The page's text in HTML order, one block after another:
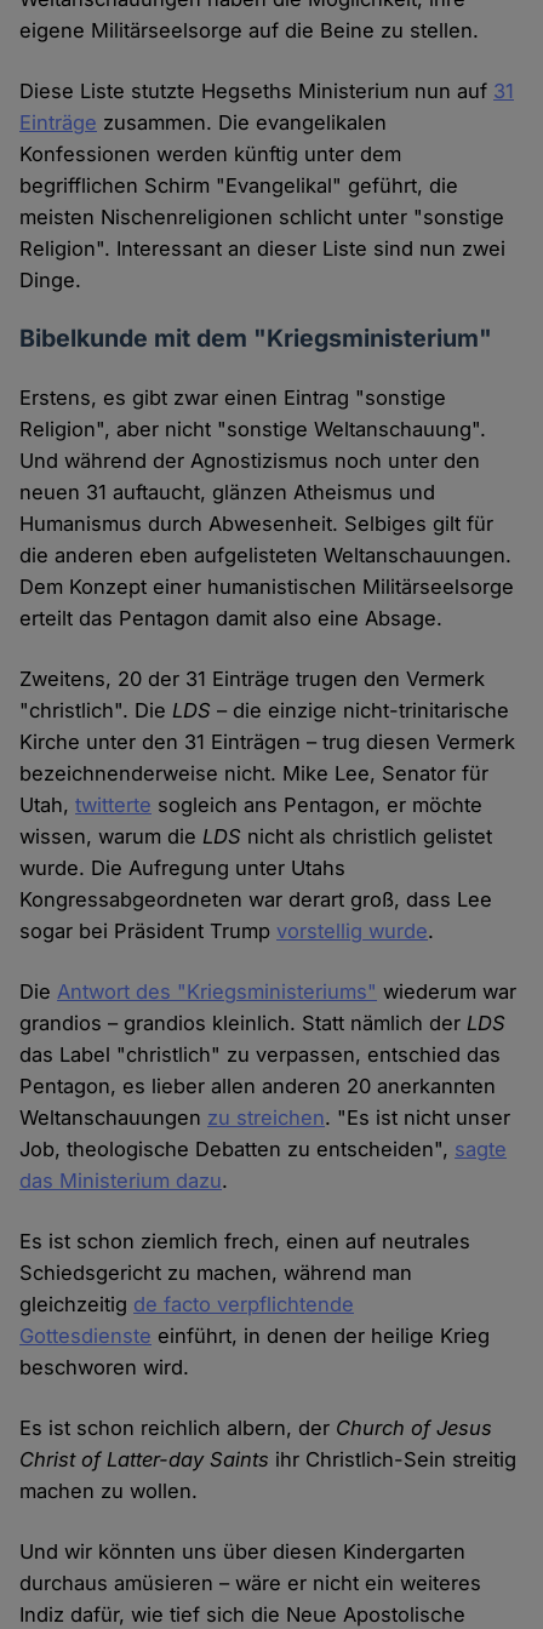
eigene Militärseelsorge auf die Beine zu stellen.
Diese Liste stutzte Hegseths Ministerium nun auf 31
Einträge zusammen. Die evangelikalen
Konfessionen werden künftig unter dem
begrifflichen Schirm "Evangelikal" geführt, die
meisten Nischenreligionen schlicht unter "sonstige
Religion". Interessant an dieser Liste sind nun zwei
Dinge.
Bibelkunde mit dem "Kriegsministerium"
Erstens, es gibt zwar einen Eintrag "sonstige
Religion", aber nicht "sonstige Weltanschauung".
Und während der Agnostizismus noch unter den
neuen 31 auftaucht, glänzen Atheismus und
Humanismus durch Abwesenheit. Selbiges gilt für
die anderen eben aufgelisteten Weltanschauungen.
Dem Konzept einer humanistischen Militärseelsorge
erteilt das Pentagon damit also eine Absage.
Zweitens, 20 der 31 Einträge trugen den Vermerk
"christlich". Die LDS – die einzige nicht-trinitarische
Kirche unter den 31 Einträgen – trug diesen Vermerk
bezeichnenderweise nicht. Mike Lee, Senator für
Utah,twitterte sogleich ans Pentagon, er möchte
wissen, warum die LDS nicht als christlich gelistet
wurde. Die Aufregung unter Utahs
Kongressabgeordneten war derart groß, dass Lee
sogar bei Präsident Trumpvorstellig wurde.
Die Antwort des "Kriegsministeriums" wiederum war
grandios – grandios kleinlich. Statt nämlich der LDS
das Label "christlich" zu verpassen, entschied das
Pentagon, es lieber allen anderen 20 anerkannten
Weltanschauungen zu streichen. "Es ist nicht unser
Job, theologische Debatten zu entscheiden", sagte
das Ministerium dazu.
Es ist schon ziemlich frech, einen auf neutrales
Schiedsgericht zu machen, während man
gleichzeitig de facto verpflichtende
Gottesdienste einführt, in denen der heilige Krieg
beschworen wird.
Es ist schon reichlich albern, der Church of Jesus
Christ of Latter-day Saints ihr Christlich-Sein streitig
machen zu wollen.
Und wir könnten uns über diesen Kindergarten
durchaus amüsieren – wäre er nicht ein weiteres
Indiz dafür, wie tief sich die Neue Apostolische